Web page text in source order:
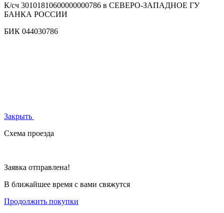
К/сч 30101810600000000786 в СЕВЕРО-ЗАПАДНОЕ ГУ
БАНКА РОССИИ
БИК 044030786
Закрыть
Схема проезда
Заявка отправлена!
В ближайшее время с вами свяжутся
Продолжить покупки